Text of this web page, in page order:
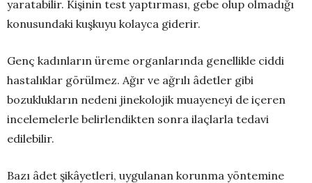
yaratabilir. Kişinin test yaptırması, gebe olup olmadığı
konusundaki kuşkuyu kolayca giderir.
Genç kadınların üreme organlarında genellikle ciddi
hastalıklar görülmez. Ağır ve ağrılı âdetler gibi
bozuklukların nedeni jinekolojik muayeneyi de içeren
incelemelerle belirlendikten sonra ilaçlarla tedavi
edilebilir.
Bazı âdet şikâyetleri, uygulanan korunma yöntemine